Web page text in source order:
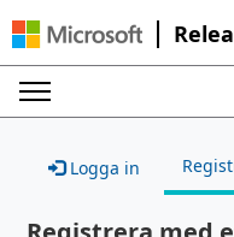
Logga in